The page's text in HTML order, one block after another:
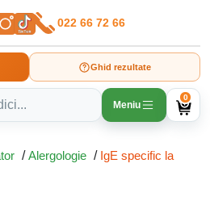
022 66 72 66
Ghid rezultate
Meniu
0
/Alergologie / IgE specific la